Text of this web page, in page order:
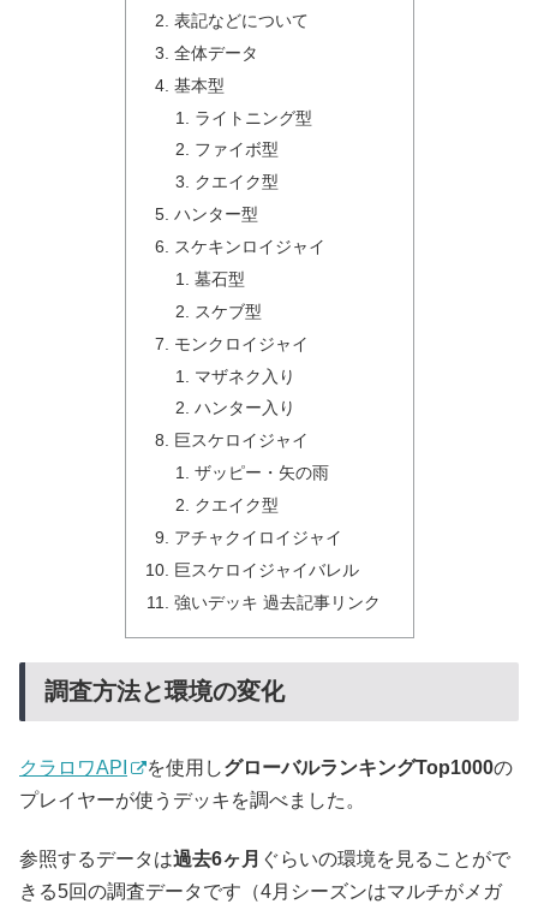
表記などについて
全体データ
基本型
ライトニング型
ファイボ型
クエイク型
ハンター型
スケキンロイジャイ
墓石型
スケブ型
モンクロイジャイ
マザネク入り
ハンター入り
巨スケロイジャイ
ザッピー・矢の雨
クエイク型
アチャクイロイジャイ
巨スケロイジャイバレル
強いデッキ 過去記事リンク
調査方法と環境の変化
クラロワAPI を使用しグローバルランキングTop1000の
プレイヤーが使うデッキを調べました。
参照するデータは過去6ヶ月 ぐらいの環境を見ることがで
きる5回の調査データです（4月シーズンはマルチがメガ